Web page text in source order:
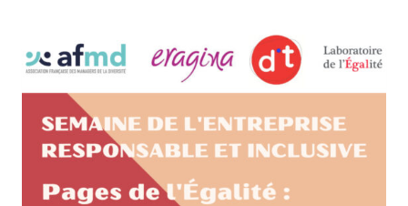
ÉGALITAIRE
PARTICIPÉ
EN
2023